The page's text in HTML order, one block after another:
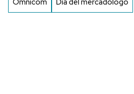
Omnicom Día del mercadólogo